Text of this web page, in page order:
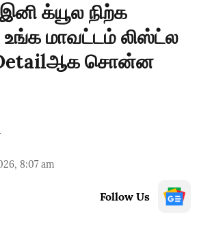
க்யூல நிற்க
மாவட்டம் லிஸ்ட்ல
Detailஆக சொன்ன
8:07 am
Follow Us